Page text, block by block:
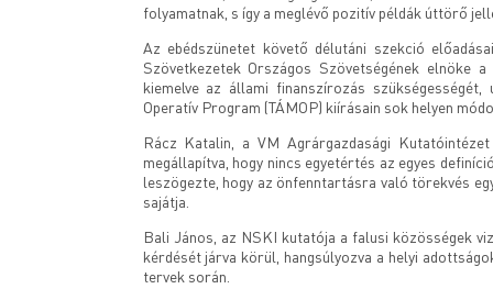
folyamatnak, s így a meglévő pozitív példák úttörő
Az ebédszünetet követő délutáni szekció
Szövetkezetek Országos Szövetségének elnöke
kiemelve az állami finanszírozás
Operatív Program (TÁMOP) kiírásain sok helyen
Rácz Katalin, a VM Agrárgazdasági
megállapítva, hogy nincs egyetértés az egyes
leszögezte, hogy az önfenntartásra való törekvés
sajátja.
Bali János, az NSKI kutatója a falusi közösségek
kérdését járva körül, hangsúlyozva a helyi
tervek során.